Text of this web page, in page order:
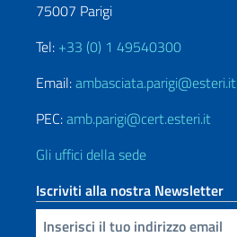
75007 Parigi
Tel: +33 (0) 1 49540300
Email:ambasciata.parigi@esteri.it
PEC:amb.parigi@cert.esteri.it
Gli uffici della sede
Iscriviti alla nostra Newsletter
Inserisci la tua email